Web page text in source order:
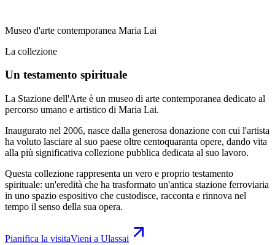
Museo d'arte contemporanea Maria Lai
La collezione
Un testamento spirituale
La Stazione dell'Arte è un museo di arte contemporanea dedicato al
percorso umano e artistico di Maria Lai.
Inaugurato nel 2006, nasce dalla generosa donazione con cui l'artista
ha voluto lasciare al suo paese oltre centoquaranta opere, dando vita
alla più significativa collezione pubblica dedicata al suo lavoro.
Questa collezione rappresenta un vero e proprio testamento
spirituale: un'eredità che ha trasformato un'antica stazione ferroviaria
in uno spazio espositivo che custodisce, racconta e rinnova nel
tempo il senso della sua opera.
Pianifica la visitaVieni a Ulassai